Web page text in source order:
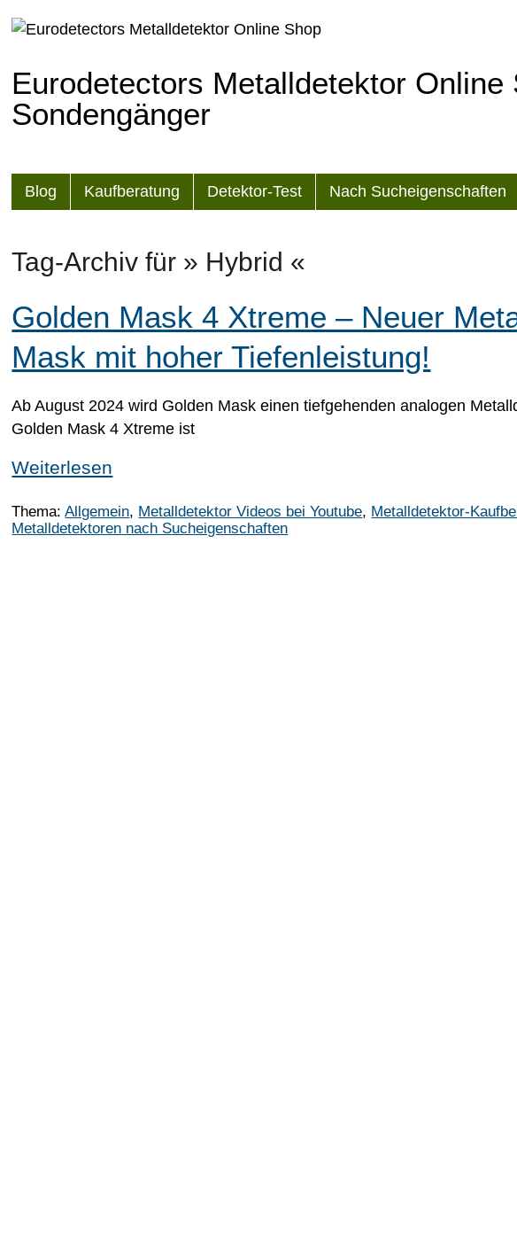
Eurodetectors Metalldetektor
Sondengänger
Blog Kaufberatung Detektor-Test Nach Sucheigenschaften
Tag-Archiv für » Hybrid «
Golden Mask 4 Xtreme – Neuer
Mask mit hoher Tiefenleistung!
Ab August 2024 wird Golden Mask einen tiefgehenden analogen
Golden Mask 4 Xtreme ist
Weiterlesen
Thema:Allgemein, Metalldetektor Videos bei Youtube, Metalldetektor-
Metalldetektoren nach Sucheigenschaften